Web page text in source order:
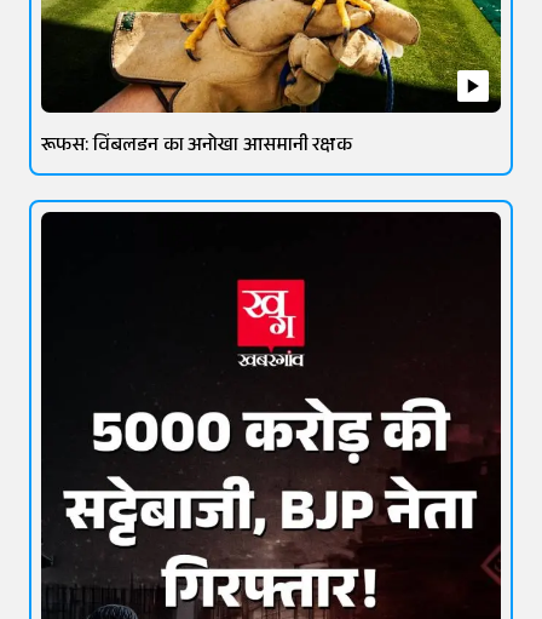
रूफस: विंबलडन का अनोखा आसमानी रक्षक